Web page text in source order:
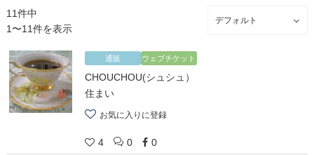
11件中
1〜11件を表示
通販 ウェブチケット
CHOUCHOU(シュシュ）
住まい
お気に入りに登録
4 0 0